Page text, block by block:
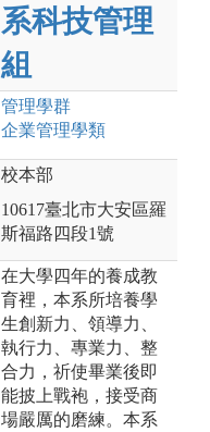
系科技管理
組
管理學群
企業管理學類
校本部
10617臺北市大安區羅
斯福路四段1號
在大學四年的養成教
育裡，本系所培養學
生創新力、領導力、
執行力、專業力、整
合力，祈使畢業後即
能披上戰袍，接受商
場嚴厲的磨練。本系